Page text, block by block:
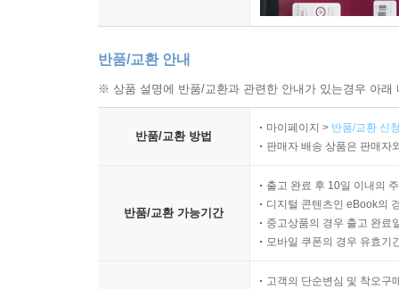
반품/교환 안내
※ 상품 설명에 반품/교환과 관련한 안내가 있는경우 아
반품/교환 방법
마이페이지 > 반품/교환 신
판매자 배송 상품은 판매자
반품/교환 가능기간
출고 완료 후 10일 이내의
디지털 콘텐츠인 eBook의
중고상품의 경우 출고 완료
모바일 쿠폰의 경우 유효기
고객의 단순변심 및 착오구